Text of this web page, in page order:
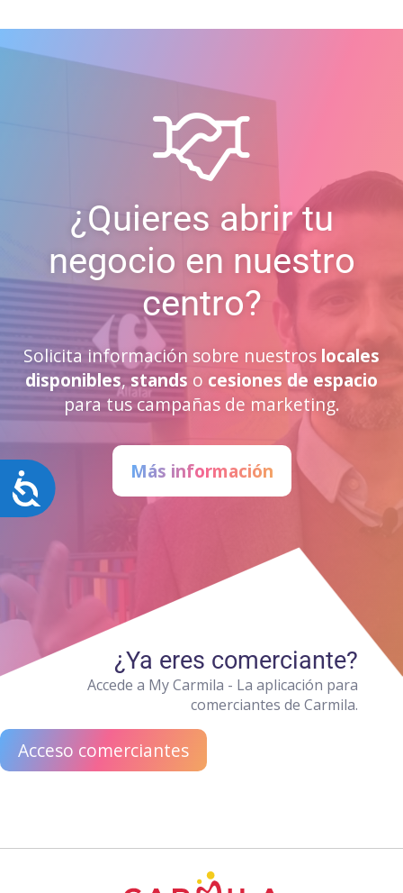
Accesibilidad
¿Quieres abrir tu
negocio en nuestro
centro?
Solicita información sobre nuestros locales
disponibles, stands o cesiones de espacio
para tus campañas de marketing.
Más información
¿Ya eres comerciante?
Accede a My Carmila - La aplicación para
comerciantes de Carmila.
Acceso comerciantes